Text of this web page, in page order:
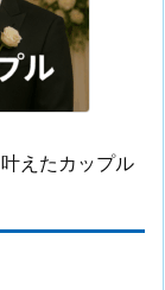
えたカップル